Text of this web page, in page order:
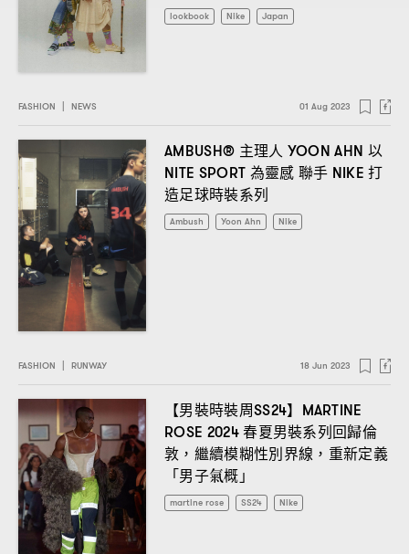
lookbook Nike Japan
FASHION NEWS 01 Aug 2023
AMBUSH® 主理人 YOON AHN 以
NITE SPORT 為靈感 聯手 NIKE打
造足球時裝系列
Ambush Yoon Ahn Nike
FASHION RUNWAY 18 Jun 2023
【男裝時裝周SS24】 MARTINE
ROSE 2024春夏男裝系列回歸倫
敦 ， 繼續模糊性別界線 ， 重新定義
「男子氣概」
martine rose SS24 Nike